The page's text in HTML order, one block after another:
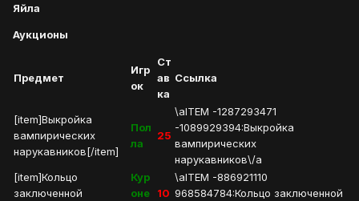
Яйла
Аукционы
Предмет
Игр
ок
Ст
ав
ка
Ссылка
[item]Выкройка
вампирических
нарукавников[/item]
Пол
ла
25
\aITEM -1287293471
-1089929394:Выкройка
вампирических
нарукавников\/a
[item]Кольцо
заключенной
Кур
оне
10
\aITEM -886921110
968584784:Кольцо заключенной